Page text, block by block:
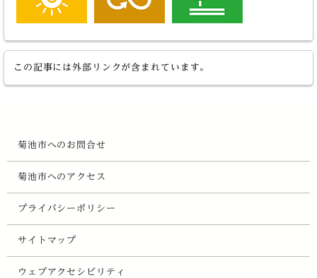
この記事には外部リンクが含まれています。
菊池市へのお問合せ
菊池市へのアクセス
プライバシーポリシー
サイトマップ
ウェブアクセシビリティ